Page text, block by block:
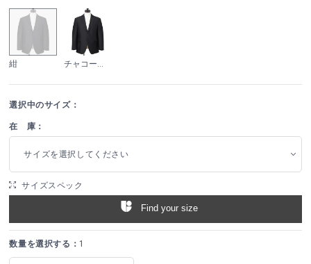
紺 チャコールグレー
選択中のサイズ：
在 庫：
サイズを選択してください
サイズスペック
Find your size
数量を選択する： 1